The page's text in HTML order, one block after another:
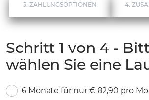
3. ZAHLUNGSOPTIONEN 4.
Schritt 1 von 4 -
wählen Sie eine
6 Monate für nur € 82,90 pro